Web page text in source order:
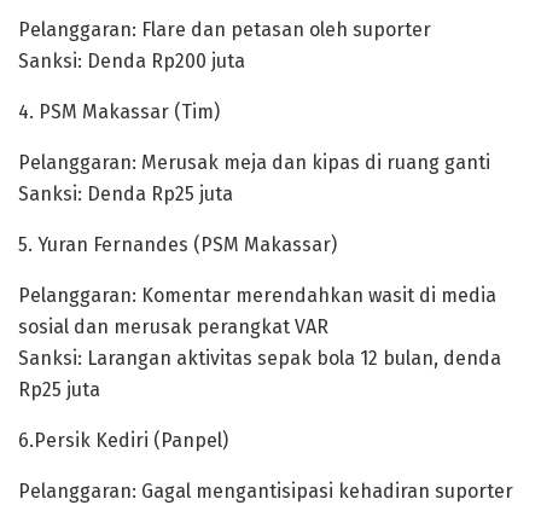
Pelanggaran: Flare dan petasan oleh suporter
Sanksi: Denda Rp200 juta
4. PSM Makassar (Tim)
Pelanggaran: Merusak meja dan kipas di ruang ganti
Sanksi: Denda Rp25 juta
5. Yuran Fernandes (PSM Makassar)
Pelanggaran: Komentar merendahkan wasit di media
sosial dan merusak perangkat VAR
Sanksi: Larangan aktivitas sepak bola 12 bulan, denda
Rp25 juta
6.Persik Kediri (Panpel)
Pelanggaran: Gagal mengantisipasi kehadiran suporter